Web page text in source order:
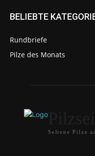
BELIEBTE
Rundbriefe
Pilze des Monats
Seltene Pilze